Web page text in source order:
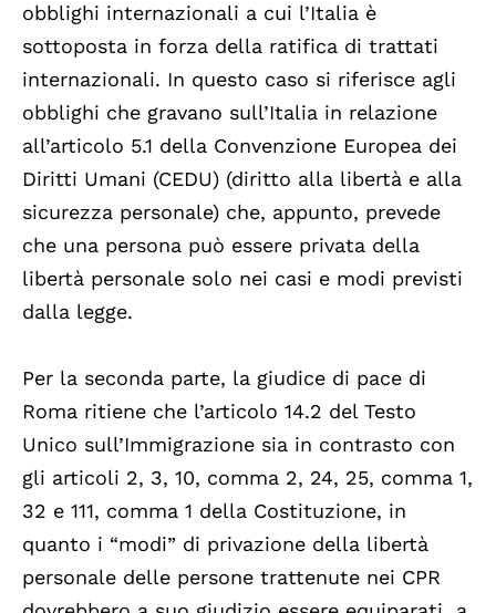
obblighi internazionali a cui l’Italia è
sottoposta in forza della ratifica di trattati
internazionali. In questo caso si riferisce agli
obblighi che gravano sull’Italia in relazione
all’articolo 5.1 della Convenzione Europea dei
Diritti Umani (CEDU) (diritto alla libertà e alla
sicurezza personale) che, appunto, prevede
che una persona può essere privata della
libertà personale solo nei casi e modi previsti
dalla legge.
Per la seconda parte, la giudice di pace di
Roma ritiene che l’articolo 14.2 del Testo
Unico sull’Immigrazione sia in contrasto con
gli articoli 2, 3, 10, comma 2, 24, 25, comma 1,
32 e 111, comma 1 della Costituzione, in
quanto i “modi” di privazione della libertà
personale delle persone trattenute nei CPR